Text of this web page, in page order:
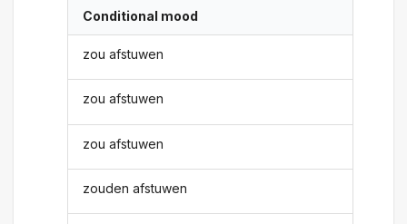
Conditional mood
zou afstuwen
zou afstuwen
zou afstuwen
zouden afstuwen